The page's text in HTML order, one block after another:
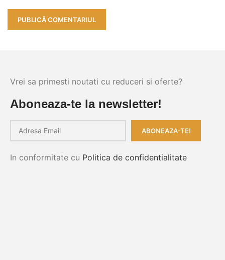
Vrei sa primesti noutati cu reduceri si oferte?
Aboneaza-te la newsletter!
In conformitate cu Politica de confidentialitate